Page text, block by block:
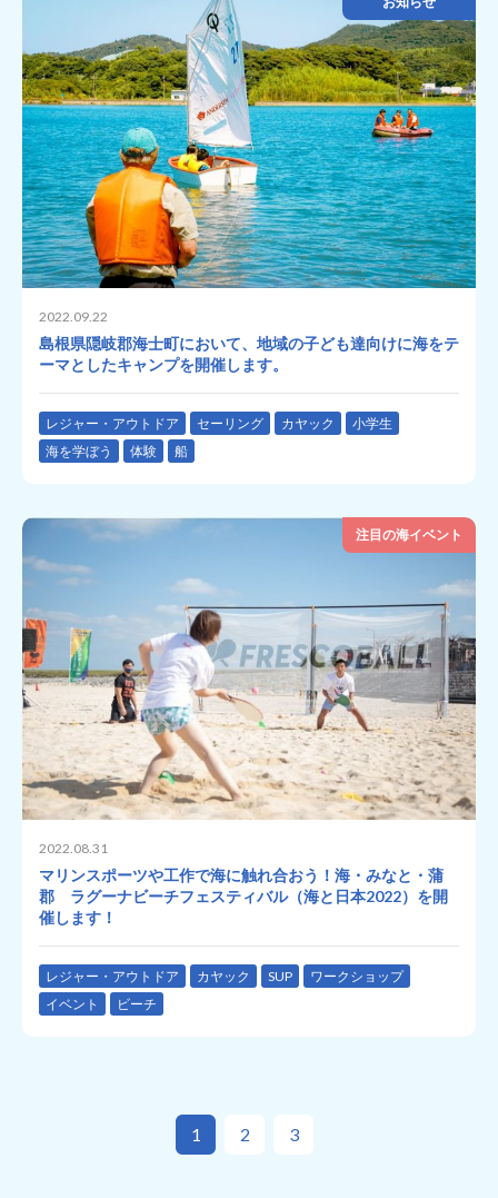
2022.09.22
島根県隠岐郡海士町において、地域の子ども達向けに海をテ
ーマとしたキャンプを開催します。
レジャー・アウトドア セーリング カヤック
小学生
海を学ぼう
体験 船
注目の海イベント
2022.08.31
マリンスポーツや工作で海に触れ合おう！海・みなと・蒲
郡 ラグーナビーチフェスティバル（海と日本2022）を開
催します！
レジャー・アウトドア カヤック SUP
ワークショップ
イベント
ビーチ
1 2 3